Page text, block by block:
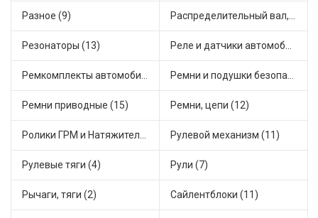
Разное (9) Распределительный вал, шестерни распределительного (5)
Резонаторы (13) Реле и датчики автомобильные (125)
Ремкомплекты автомобильные (62) Ремни и подушки безопасности (6)
Ремни приводные (15) Ремни, цепи (12)
Ролики ГРМ и Натяжители (14) Рулевой механизм (11)
Рулевые тяги (4) Рули (7)
Рычаги, тяги (2) Сайлентблоки (11)